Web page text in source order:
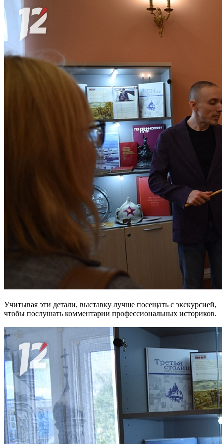
Учитывая эти детали, выставку лучше посещать с экскурсией,
чтобы послушать комментарии профессиональных историков.